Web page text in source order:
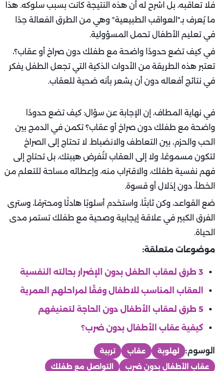
فلا تعاقبه، بل اشرح له أن هذه النتيجة كانت بسبب سلوكه. هذا
ما يُعرف بـ"العواقب الطبيعية" وهي من الطرق الفعالة جدًا
في تعليم الأطفال تحمل المسؤولية.
في كيف تضع حدودًا واضحة مع طفلك دون صراخ أو عقاب؟،
تعتبر هذه الطريقة من الأدوات الذكية التي تجعل الطفل يفكر
في نتائج أفعاله دون أن يشعر بأنه ضحية للعقاب.
في نهاية المطاف، إن الإجابة عن سؤال: كيف تضع حدودًا
واضحة مع طفلك دون صراخ أو عقاب؟ تكمن في الدمج بين
الحب والحزم، بين التعاطف والانضباط. لا تحتاج إلى الصراخ
لتكون مسموعًا، ولا إلى العقاب لتُفرض هيبتك، بل تحتاج إلى
فهم نفسية طفلك، والاقتراب منه، وإعطائه مساحة للتعلم من
الخطأ، دون إذلال أو قسوة.
ضع القواعد، وكن ثابتًا، واستخدم أسلوبًا هادئًا ومحترمًا، وسترى
الفرق الكبير في علاقة إيجابية وصحية مع طفلك تستمر مدى
الحياة.
موضوعات متعلقة:
3 طرق لعقاب الطفل بدون الإضرار بحالته النفسية
العقاب المناسب للاطفال وفقًا لمراحلهم العمرية
5 طرق لعقاب الأطفال دون الحاجة لتعنيفهم
كيفية عقاب الأطفال بدون ضرب؟
الوسوم: لهلوبة عقاب
تربية
عقاب الأطفال بدون ضرب
التواصل مع طفلك